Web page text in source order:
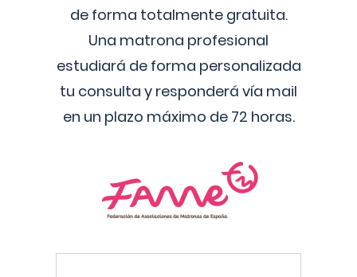
de forma totalmente gratuita.
Una matrona profesional
estudiará de forma personalizada
tu consulta y responderá vía mail
en un plazo máximo de 72 horas.